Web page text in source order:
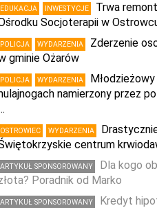
EDUKACJA INWESTYCJE
Trwa
Socjoterapii w
POLICJA WYDARZENIA
Zderzenie
gminie Ożarów
POLICJA WYDARZENIA
Młodzieżowy
namierzony przez
OSTROWIEC WYDARZENIA
centrum
ARTYKUŁ SPONSOROWANY
Dla kogo
Poradnik od Marko
ARTYKUŁ SPONSOROWANY
Kredyt